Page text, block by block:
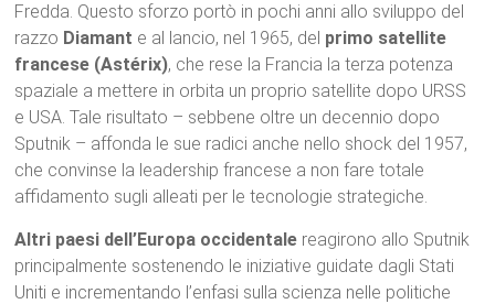
Fredda. Questo sforzo portò in pochi anni allo sviluppo del
razzo Diamant e al lancio, nel 1965, del primo satellite
francese (Astérix), che rese la Francia la terza potenza
spaziale a mettere in orbita un proprio satellite dopo URSS
e USA. Tale risultato – sebbene oltre un decennio dopo
Sputnik – affonda le sue radici anche nello shock del 1957,
che convinse la leadership francese a non fare totale
affidamento sugli alleati per le tecnologie strategiche.
Altri paesi dell’Europa occidentale reagirono allo Sputnik
principalmente sostenendo le iniziative guidate dagli Stati
Uniti e incrementando l’enfasi sulla scienza nelle politiche